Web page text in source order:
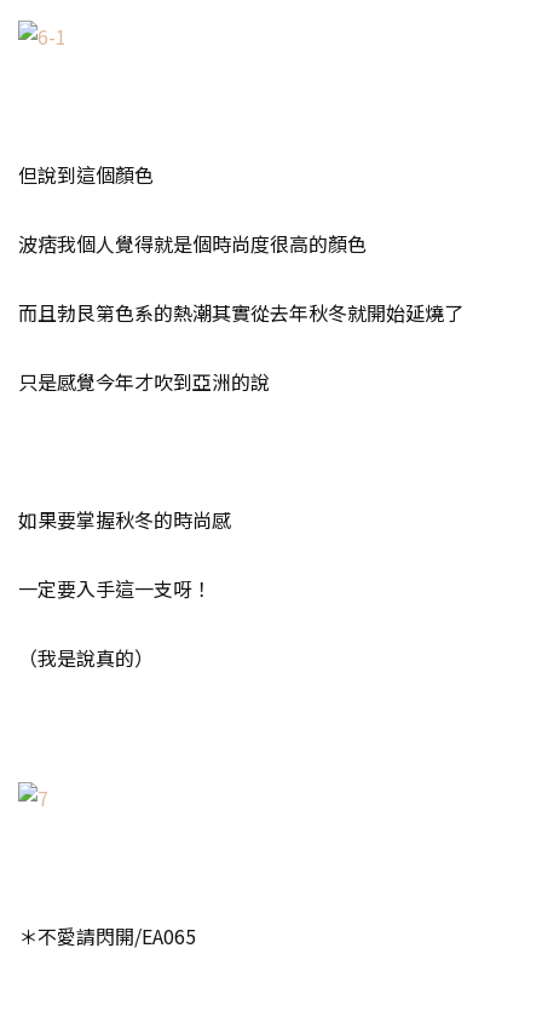
但說到這個顏色
波痞我個人覺得就是個時尚度很高的顏色
而且勃艮第色系的熱潮其實從去年秋冬就開始延燒了
只是感覺今年才吹到亞洲的說
如果要掌握秋冬的時尚感
一定要入手這一支呀！
（我是說真的）
＊不愛請閃開/EA065